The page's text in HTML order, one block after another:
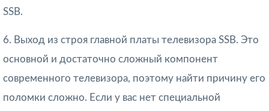
SSB.
6. Выход из строя главной платы телевизора SSB. Это
основной и достаточно сложный компонент
современного телевизора, поэтому найти причину его
поломки сложно. Если у вас нет специальной